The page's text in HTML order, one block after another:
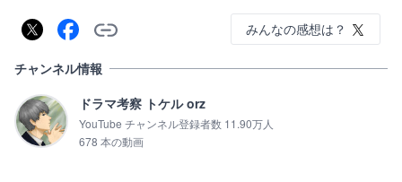
みんなの感想は？
チャンネル情報
ドラマ考察 トケル orz
YouTube チャンネル登録者数 11.90万人
678 本の動画